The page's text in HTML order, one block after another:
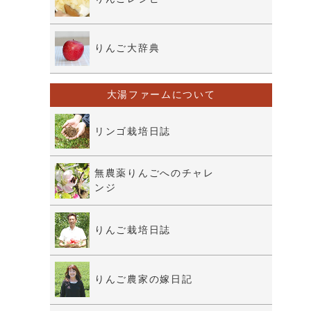
りんご大辞典
大湯ファームについて
リンゴ栽培日誌
無農薬りんごへのチャレ
ンジ
りんご栽培日誌
りんご農家の嫁日記